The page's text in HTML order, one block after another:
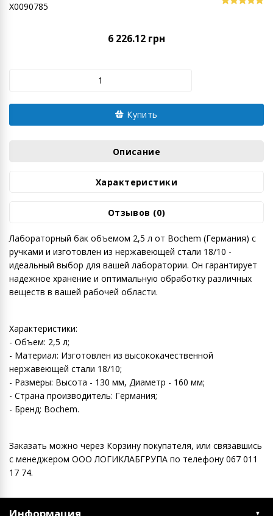
Х0090785
6 226.12 грн
Купить
Описание
Характеристики
Отзывов (0)
Лабораторный бак объемом 2,5 л от Bochem (Германия) с
ручками и изготовлен из нержавеющей стали 18/10 -
идеальный выбор для вашей лаборатории. Он гарантирует
надежное хранение и оптимальную обработку различных
веществ в вашей рабочей области.
Характеристики:
- Объем: 2,5 л;
- Материал: Изготовлен из высококачественной
нержавеющей стали 18/10;
- Размеры: Высота - 130 мм, Диаметр - 160 мм;
- Страна производитель: Германия;
- Бренд: Bochem.
Заказать можно через Корзину покупателя, или связавшись
с менеджером ООО ЛОГИКЛАБГРУПА по телефону 067 011
17 74.